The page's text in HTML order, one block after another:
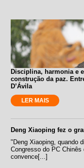
Disciplina, harmonia e
construção da paz.
D’Ávila
LER MAIS
Deng Xiaoping fez o
"Deng Xiaoping, quando
Congresso do PC Chinês
convence[...]